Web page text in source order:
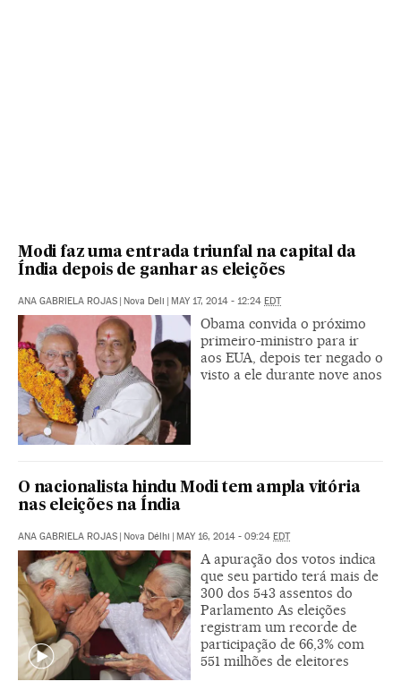
Modi faz uma entrada triunfal na capital da
Índia depois de ganhar as eleições
ANA GABRIELA ROJAS | Nova Deli | MAY 17, 2014 - 12:24 EDT
Obama convida o próximo
primeiro-ministro para ir
aos EUA, depois ter negado o
visto a ele durante nove anos
O nacionalista hindu Modi tem ampla vitória
nas eleições na Índia
ANA GABRIELA ROJAS | Nova Délhi | MAY 16, 2014 - 09:24 EDT
A apuração dos votos indica
que seu partido terá mais de
300 dos 543 assentos do
Parlamento As eleições
registram um recorde de
participação de 66,3% com
551 milhões de eleitores